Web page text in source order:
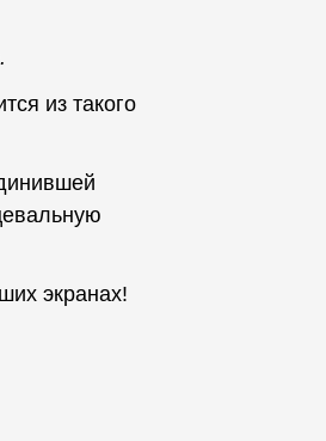
из такого
экранах!